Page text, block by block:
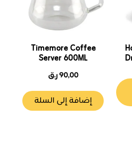
المختلفة
لهذا
يمكن
اختيار
على
صفحة
المنتج
Timemore Coffee
Server 600ML
90,00ر.ق
إضافة إلى السلة